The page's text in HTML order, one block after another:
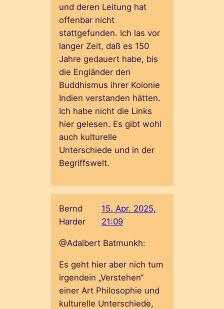
und deren Leitung hat
offenbar nicht
stattgefunden. Ich las vor
langer Zeit, daß es 150
Jahre gedauert habe, bis
die Engländer den
Buddhismus ihrer Kolonie
Indien verstanden hätten.
Ich habe nicht die Links
hier gelesen. Es gibt wohl
auch kulturelle
Unterschiede und in der
Begriffswelt.
Bernd
Harder
15. Apr. 2025,
21:09
@Adalbert Batmunkh:
Es geht hier aber nich tum
irgendein „Verstehen“
einer Art Philosophie und
kulturelle Unterschiede,